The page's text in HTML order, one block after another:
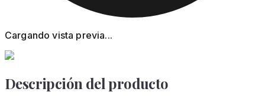
Cargando vista previa...
Descripción del producto